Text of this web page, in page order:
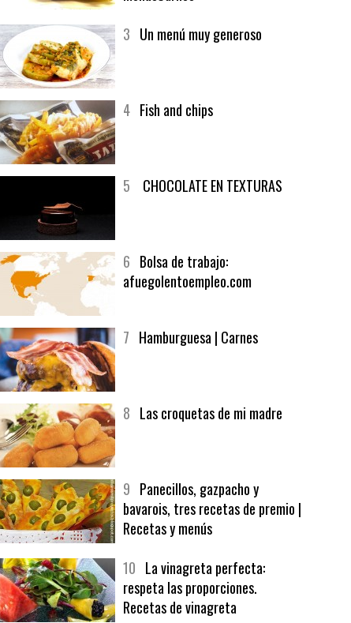
generoso | Recetas y
afuegolentoempleo.com
bavarois, tres recetas de premio |
Recetas y menús